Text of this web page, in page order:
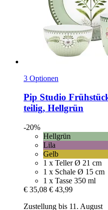
3 Optionen
Pip Studio
teilig, Hellgrün
-20%
Hellgrün
Lila
Gelb
1 x Teller Ø 21 cm
1 x Schale Ø 15 cm
1 x Tasse 350 ml
€ 35,08 € 43,99
Zustellung bis 11. August